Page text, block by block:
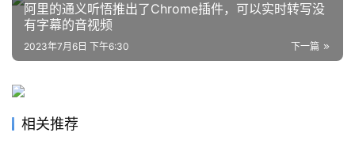
阿里的通义听悟推出了Chrome插件，可以实时转写没
有字幕的音视频
下一篇
2023年7月6日 下午6:30
相关推荐